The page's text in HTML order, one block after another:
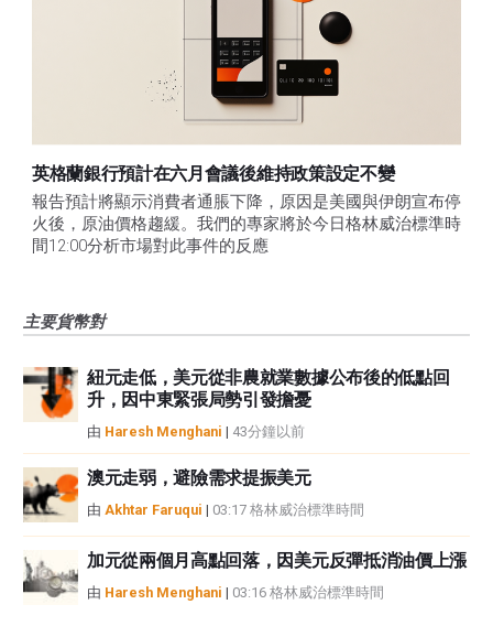
英格蘭銀行預計在六月會議後維持政策設定不變
報告預計將顯示消費者通脹下降，原因是美國與伊朗宣布停
火後，原油價格趨緩。我們的專家將於今日格林威治標準時
間12:00分析市場對此事件的反應
主要貨幣對
紐元走低，美元從非農就業數據公布後的低點回
升，因中東緊張局勢引發擔憂
由 Haresh Menghani | 43分鐘以前
澳元走弱，避險需求提振美元
由 Akhtar Faruqui | 03:17 格林威治標準時間
加元從兩個月高點回落，因美元反彈抵消油價上漲
由 Haresh Menghani | 03:16 格林威治標準時間